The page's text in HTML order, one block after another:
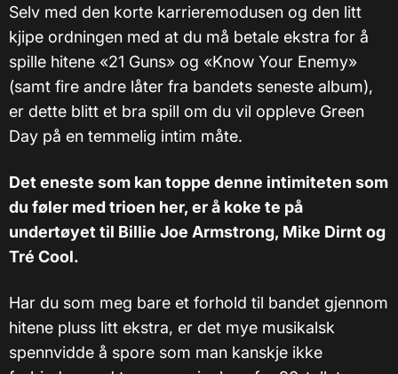
Selv med den korte karrieremodusen og den litt
kjipe ordningen med at du må betale ekstra for å
spille hitene «21 Guns» og «Know Your Enemy»
(samt fire andre låter fra bandets seneste album),
er dette blitt et bra spill om du vil oppleve Green
Day på en temmelig intim måte.
Det eneste som kan toppe denne intimiteten som
du føler med trioen her, er å koke te på
undertøyet til Billie Joe Armstrong, Mike Dirnt og
Tré Cool.
Har du som meg bare et forhold til bandet gjennom
hitene pluss litt ekstra, er det mye musikalsk
spennvidde å spore som man kanskje ikke